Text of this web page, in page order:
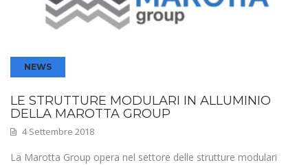
NEWS
LE STRUTTURE MODULARI IN ALLUMINIO
DELLA MAROTTA GROUP
4 Settembre 2018
La Marotta Group opera nel settore delle strutture modulari